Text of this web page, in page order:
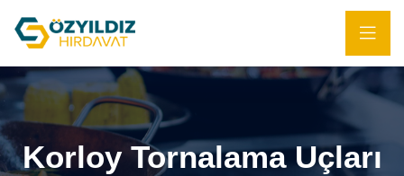
Korloy Tornalama Uçları